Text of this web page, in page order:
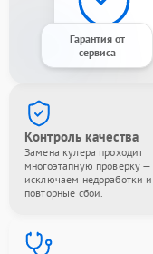
Гарантия от
сервиса
Контроль качества
Замена кулера проходит
многоэтапную проверку —
исключаем недоработки и
повторные сбои.